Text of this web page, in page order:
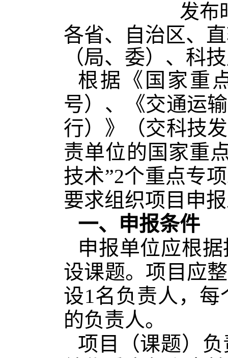
发布
各省、自治区、
（局、委）、科
根据《国家重
号）、《交通运
行）》（交科技
责单位的国家重
技术”2个重点专
要求组织项目申
一、申报条件
申报单位应根
设课题。项目应
设1名负责人，
的负责人。
项目（课题）